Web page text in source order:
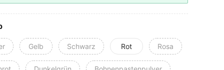
Gelb Schwarz Rot Rosa